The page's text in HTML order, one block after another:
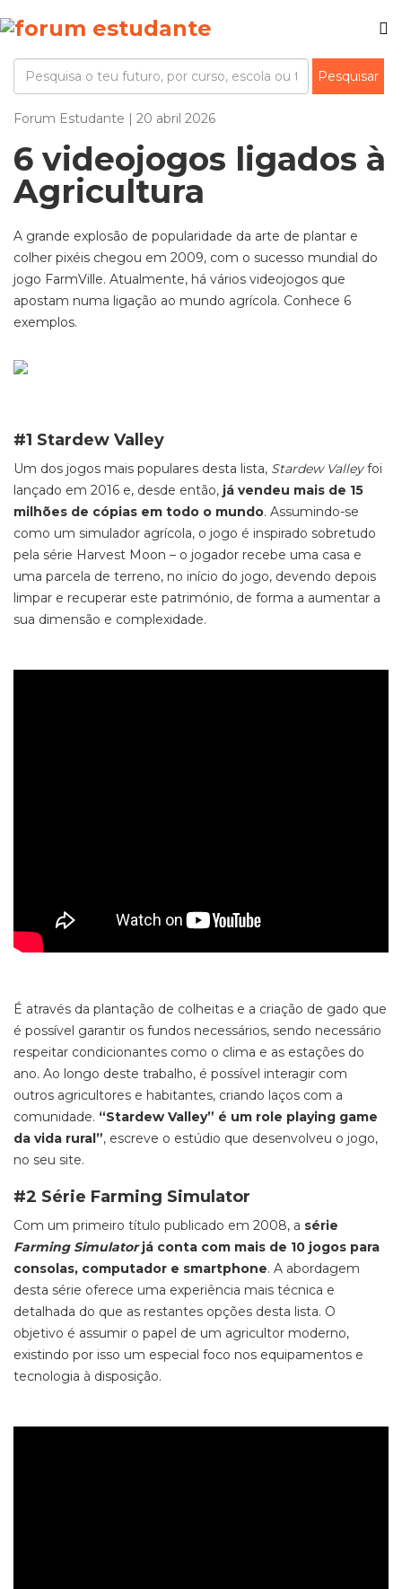
Forum Estudante | 20 abril 2026
6 videojogos ligados à
Agricultura
A grande explosão de popularidade da arte de plantar e
colher pixéis chegou em 2009, com o sucesso mundial do
jogo FarmVille. Atualmente, há vários videojogos que
apostam numa ligação ao mundo agrícola. Conhece 6
exemplos.
#1 Stardew Valley
Um dos jogos mais populares desta lista, Stardew Valleyfoi
lançado em 2016 e, desde então, já vendeu mais de 15
milhões de cópias em todo o mundo. Assumindo-se
como um simulador agrícola, o jogo é inspirado sobretudo
pela série Harvest Moon – o jogador recebe uma casa e
uma parcela de terreno, no início do jogo, devendo depois
limpar e recuperar este património, de forma a aumentar a
sua dimensão e complexidade.
É através da plantação de colheitas e a criação de gado que
é possível garantir os fundos necessários, sendo necessário
respeitar condicionantes como o clima e as estações do
ano. Ao longo deste trabalho, é possível interagir com
outros agricultores e habitantes, criando laços com a
comunidade. “Stardew Valley” é um role playing game
da vida rural”, escreve o estúdio que desenvolveu o jogo,
no seu site.
#2 Série Farming Simulator
Com um primeiro título publicado em 2008, a série
Farming Simulatorjá conta com mais de 10 jogos para
consolas, computador e smartphone. A abordagem
desta série oferece uma experiência mais técnica e
detalhada do que as restantes opções desta lista. O
objetivo é assumir o papel de um agricultor moderno,
existindo por isso um especial foco nos equipamentos e
tecnologia à disposição.